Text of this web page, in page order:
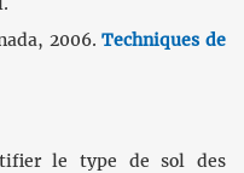
2006.Techniques de
le type de sol des